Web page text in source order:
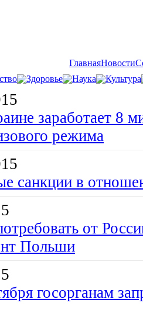
ГлавнаяНовости
Здоровье Наука Культура
заработает 8
режима
санкции в
от
Польши
госорганам